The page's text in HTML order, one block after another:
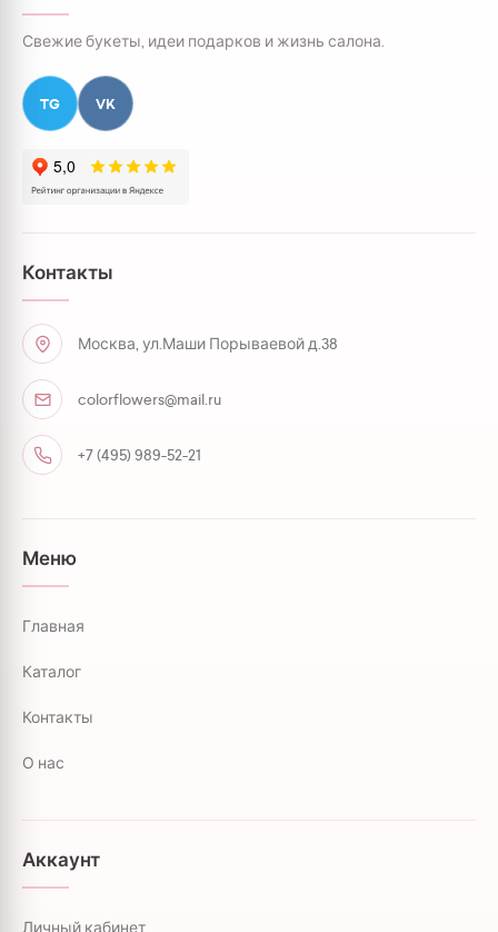
Свежие букеты, идеи подарков и жизнь салона.
TG VK
Контакты
Москва, ул.Маши Порываевой д.38
colorflowers@mail.ru
+7 (495) 989-52-21
Меню
Главная
Каталог
Контакты
О нас
Аккаунт
Личный кабинет